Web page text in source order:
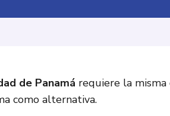
de Panamá requiere la
como alternativa.